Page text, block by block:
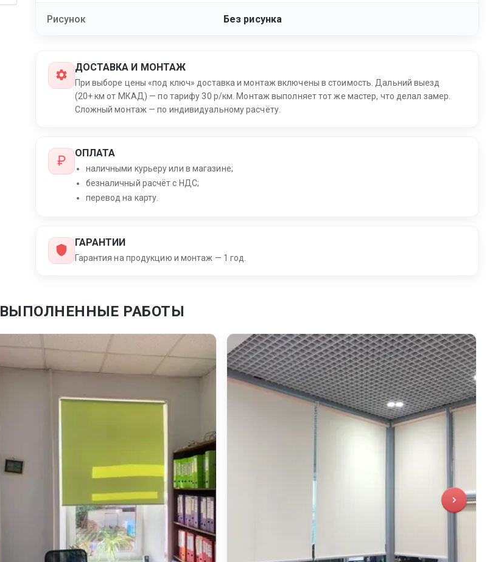
Рисунок Без рисунка
ДОСТАВКА И МОНТАЖ
При выборе цены «под ключ» доставка и монтаж включены в стоимость. Дальний выезд
(20+ км от МКАД) — по тарифу 30 р/км. Монтаж выполняет тот же мастер, что делал замер.
Сложный монтаж — по индивидуальному расчёту.
ОПЛАТА
наличными курьеру или в магазине;
безналичный расчёт с НДС;
перевод на карту.
ГАРАНТИИ
Гарантия на продукцию и монтаж — 1 год.
ВЫПОЛНЕННЫЕ РАБОТЫ